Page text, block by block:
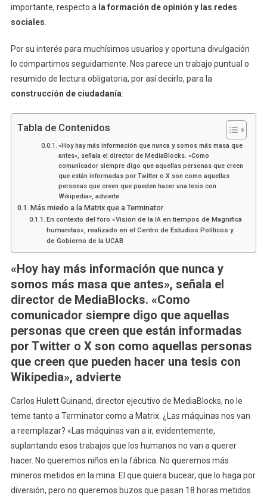
importante, respecto a la formación de opinión y las redes
sociales
Por su interés para muchísimos usuarios y oportuna divulgación
lo compartimos seguidamente. Nos parece un trabajo puntual o
resumido de lectura obligatoria, por así decirlo, para la
construcción de ciudadanía:
Tabla de Contenidos
«Hoy hay más información que nunca y somos más masa que
antes», señala el director de MediaBlocks. «Como
comunicador siempre digo que aquellas personas que creen
que están informadas por Twitter o X son como aquellas
personas que creen que pueden hacer una tesis con
Wikipedia», advierte
Más miedo a la Matrix que a Terminator
En contexto del foro «Visión de la IA en tiempos de Magnifica
humanitas», realizado en el Centro de Estudios Políticos y
de Gobierno de la UCAB
«Hoy hay más información que nunca y
somos más masa que antes», señala el
director de MediaBlocks. «Como
comunicador siempre digo que aquellas
personas que creen que están informadas
por Twitter o X son como aquellas personas
que creen que pueden hacer una tesis con
Wikipedia», advierte
Carlos Hulett Guinand, director ejecutivo de MediaBlocks, no le
teme tanto a Terminator como a Matrix. ¿Las máquinas nos van
a reemplazar? «Las máquinas van a ir, evidentemente,
suplantando esos trabajos que los humanos no van a querer
hacer. No queremos niños en la fábrica. No queremos más
mineros metidos en la mina. El que quiera bucear, que lo haga por
diversión, pero no queremos buzos que pasan 18 horas metidos